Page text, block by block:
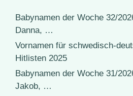
Babynamen der Woche 32/
Danna, …
Vornamen für schwedisch-
Hitlisten 2025
Babynamen der Woche 31/
Jakob, …